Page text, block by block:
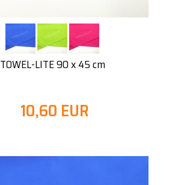
TOWEL-LITE 90 x 45 cm
10,60 EUR